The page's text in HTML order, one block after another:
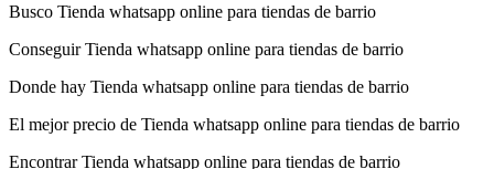
Busco Tienda whatsapp online para tiendas de barrio
Conseguir Tienda whatsapp online para tiendas de barrio
Donde hay Tienda whatsapp online para tiendas de barrio
El mejor precio de Tienda whatsapp online para tiendas de barrio
Encontrar Tienda whatsapp online para tiendas de barrio